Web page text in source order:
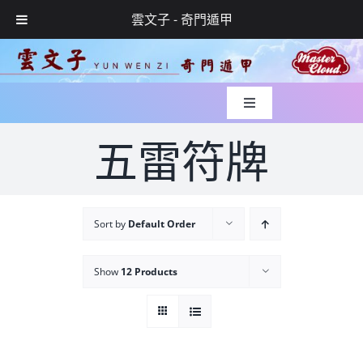
雲文子 - 奇門遁甲
Skip
to
Toggle
Navigation
入世緣起
玄學服務
五雷符牌
Sort by Default Order
Show 12 Products